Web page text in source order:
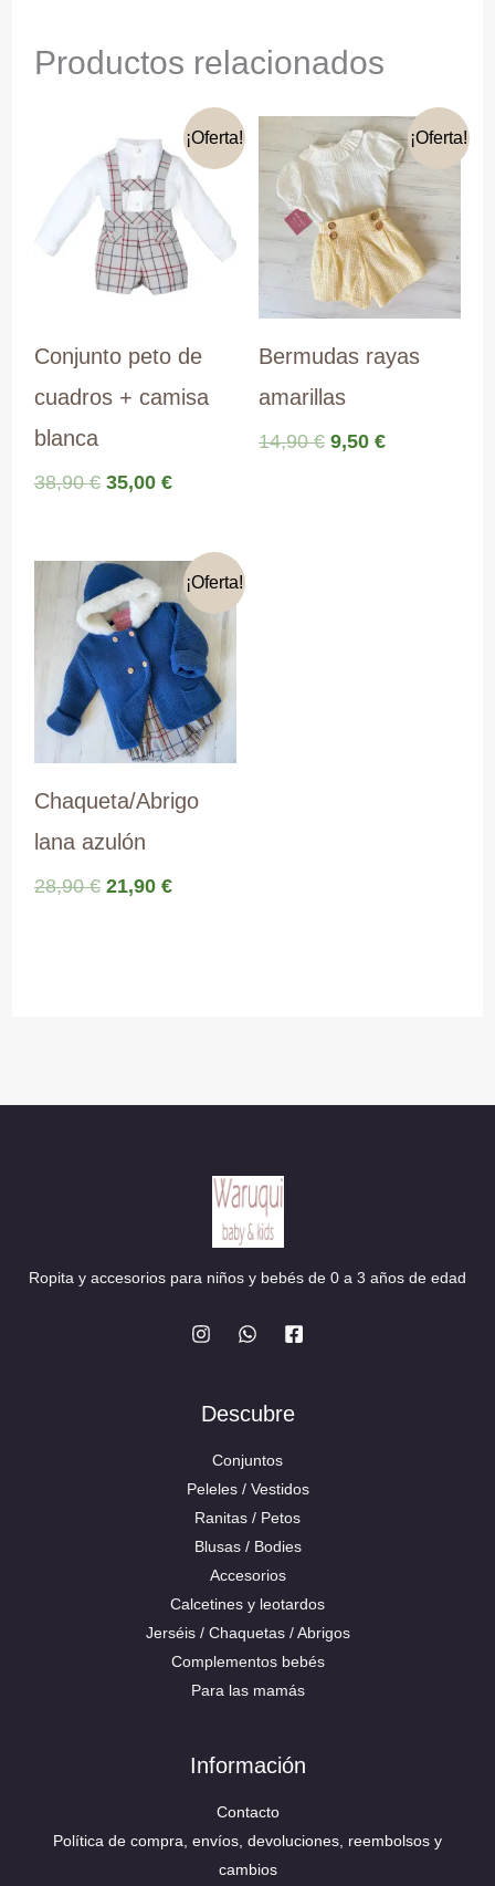
Productos relacionados
¡Oferta!
Conjunto peto de
cuadros + camisa
blanca
38,90€ El
era:
38,90 €.
35,00 €El
es:
35,00 €.
¡Oferta!
Bermudas rayas
amarillas
14,90€ El
9,50 €El
¡Oferta!
Chaqueta/Abrigo
lana azulón
28,90€ El
21,90 €El
Ropita y accesorios para niños y bebés de 0 a 3 años de edad
Descubre
Conjuntos
Peleles / Vestidos
Ranitas / Petos
Blusas / Bodies
Accesorios
Calcetines y leotardos
Jerséis / Chaquetas / Abrigos
Complementos bebés
Para las mamás
Información
Contacto
Política de compra, envíos, devoluciones, reembolsos y
cambios